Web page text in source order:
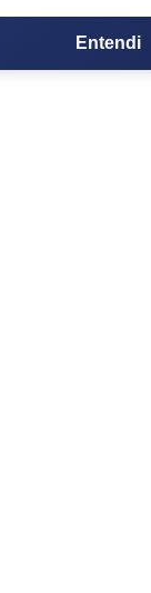
Entendi
GUIDE